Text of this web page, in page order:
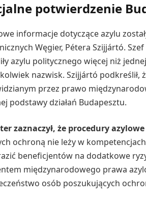
potwierdzenie
informacje dotyczące azylu
Węgier, Pétera Szijjártó.
azylu politycznego więcej niż
nazwisk. Szijjártó podkreślił,
przez prawo
podstawy działań Budapesztu.
zaznaczył, że procedury
ochroną nie leży w
beneficjentów na dodatkowe
międzynarodowego prawa
osób poszukujących